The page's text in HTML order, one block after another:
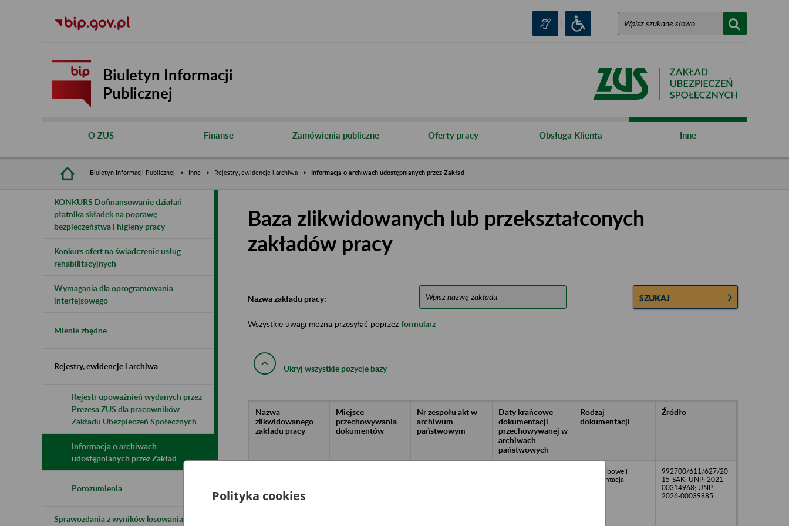
Biuletyn Informacji
Publicznej
O ZUS Finanse Zamówienia publiczne Oferty pracy Obsługa Klienta Inne
Biuletyn Informacji Publicznej Inne Rejestry, ewidencje i archiwa Informacja o archiwach udostępnianych przez Zakład
KONKURS Dofinansowanie działań
płatnika składek na poprawę
bezpieczeństwa i higieny pracy
Konkurs ofert na świadczenie usług
rehabilitacyjnych
Wymagania dla oprogramowania
interfejsowego
Mienie zbędne
Rejestry, ewidencje i archiwa
Rejestr upoważnień wydanych przez
Prezesa ZUS dla pracowników
Zakładu Ubezpieczeń Społecznych
Informacja o archiwach
udostępnianych przez Zakład
Porozumienia
Sprawozdania z wyników losowania do
Baza zlikwidowanych lub przekształconych
zakładów pracy
Nazwa zakładu pracy: SZUKAJ
Wszystkie uwagi można przesyłać poprzez formularz
Ukryj wszystkie pozycje bazy
Nazwa
zlikwidowanego
zakładu pracy
Miejsce
przechowywania
dokumentów
Nr zespołu akt w
archiwum
państwowym
Daty krańcowe
dokumentacji
przechowywanej w
archiwach
państwowych
Rodzaj
dokumentacji
Źródło
Akta osobowe i
dokumentacja
992700/611/627/20
15-SAK: UNP: 2021-
00314968; UNP
2026-00039885
Polityka cookies